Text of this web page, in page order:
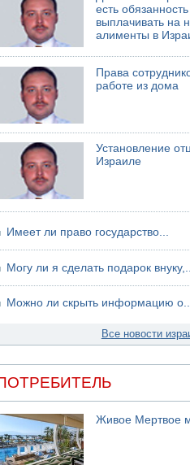
хуситов
есть
выплачивать на
алименты в
Права
работе из дома
Установление
Израиле
Имеет ли право государство...
Могу ли я сделать подарок внуку,...
Можно ли скрыть информацию
Все новости
Живое Мертвое